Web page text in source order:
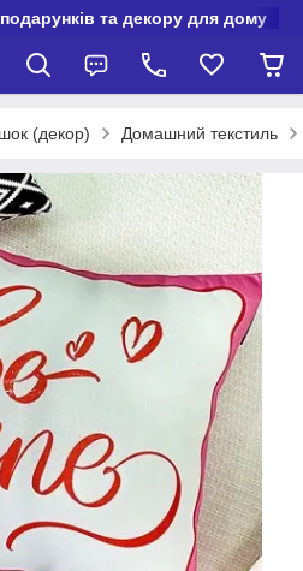
та декору для дому
(декор) Домашний текстиль